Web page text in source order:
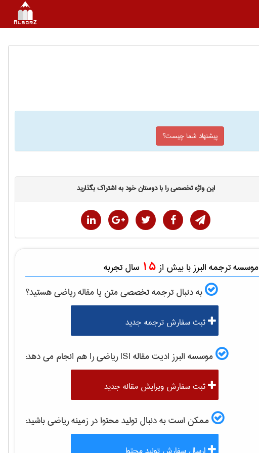
پیشنهاد شما چیست؟
این واژه تخصصی را با دوستان خود به اشتراک بگذارید
موسسه ترجمه البرز با بیش از 15 سال تجربه
به دنبال ترجمه تخصصی متن یا مقالهرياضیهستید؟
ثبت سفارش ترجمه جدید
موسسه البرز ادیت مقاله ISI رياضیرا هم انجام می دهد:
ثبت سفارش ویرایش مقاله جدید
ممکن است به دنبال تولید محتوا در زمینهرياضیباشید: